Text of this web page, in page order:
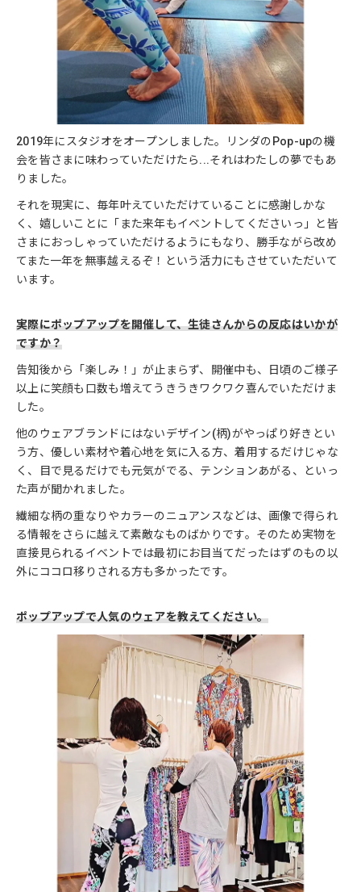
2019年にスタジオをオープンしました。リンダのPop-upの機
会を皆さまに味わっていただけたら...それはわたしの夢でもあ
りました。
それを現実に、毎年叶えていただけていることに感謝しかな
く、嬉しいことに「また来年もイベントしてくださいっ」と皆
さまにおっしゃっていただけるようにもなり、勝手ながら改め
てまた一年を無事越えるぞ！という活力にもさせていただいて
います。
実際にポップアップを開催して、生徒さんからの反応はいかが
ですか？
告知後から「楽しみ！」が止まらず、開催中も、日頃のご様子
以上に笑顔も口数も増えてうきうきワクワク喜んでいただけま
した。
他のウェアブランドにはないデザイン(柄)がやっぱり好きとい
う方、優しい素材や着心地を気に入る方、着用するだけじゃな
く、目で見るだけでも元気がでる、テンションあがる、といっ
た声が聞かれました。
繊細な柄の重なりやカラーのニュアンスなどは、画像で得られ
る情報をさらに越えて素敵なものばかりです。そのため実物を
直接見られるイベントでは最初にお目当てだったはずのもの以
外にココロ移りされる方も多かったです。
ポップアップで人気のウェアを教えてください。